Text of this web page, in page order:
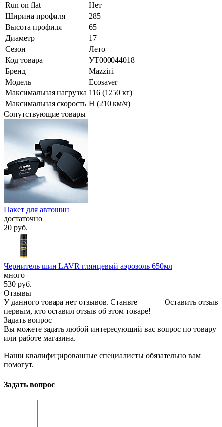
Run on flat
Нет
Ширина профиля
285
Высота профиля
65
Диаметр
17
Сезон
Лето
Код товара
УТ000044018
Бренд
Mazzini
Модель
Ecosaver
Максимальная нагрузка 116 (1250 кг)
Максимальная скорость H (210 км/ч)
Сопутствующие товары
Пакет для автошин
достаточно
20 руб.
Чернитель шин LAVR глянцевый аэрозоль 650мл
много
530 руб.
Отзывы
Оставить отзыв
У данного товара нет отзывов. Станьте
первым, кто оставил отзыв об этом товаре!
Задать вопрос
Вы можете задать любой интересующий вас вопрос по товару
или работе магазина.
Наши квалифицированные специалисты обязательно вам
помогут.
Задать вопрос